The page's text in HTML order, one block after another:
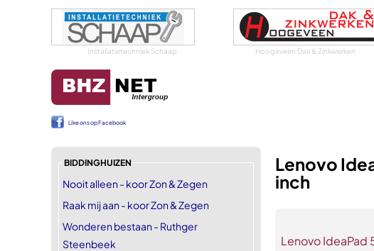
Installatietechniek Schaap Hoogeveen Dak & Zinkwerken
Like ons op Facebook
BIDDINGHUIZEN
Nooit alleen - koor Zon & Zegen
Raak mij aan - koor Zon & Zegen
Wonderen bestaan - Ruthger
Steenbeek
Lenovo
inch
Lenovo IdeaPad